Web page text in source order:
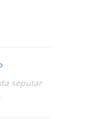
seputar